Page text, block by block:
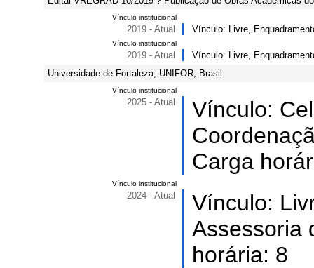
Vínculo institucional
2019 - Atual Vínculo: Livre,
Vínculo institucional
2019 - Atual
Vínculo: Livre,
Universidade de Fortaleza, UNIFOR, Brasil.
Vínculo institucional
2025 - Atual
Vínculo:
Carga
Vínculo institucional
2024 - Atual
Vínculo:
Assessoria
horária: 8